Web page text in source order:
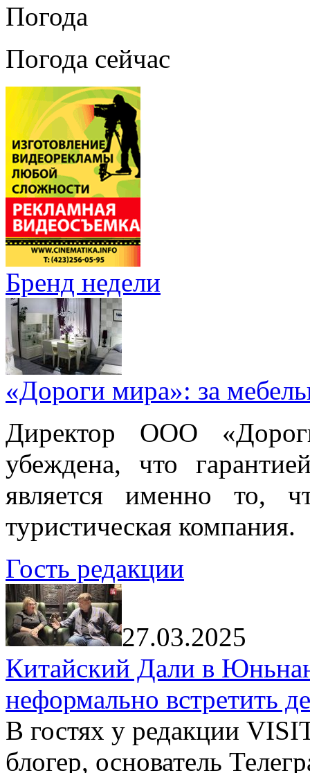
Погода
Погода сейчас
Бренд недели
«Дороги мира»: за
Директор ООО
убеждена, что
является именно то,
туристическая компания.
Гость редакции
27.03.2025
Китайский Дали в
неформально встретить
В гостях у редакции
блогер, основатель